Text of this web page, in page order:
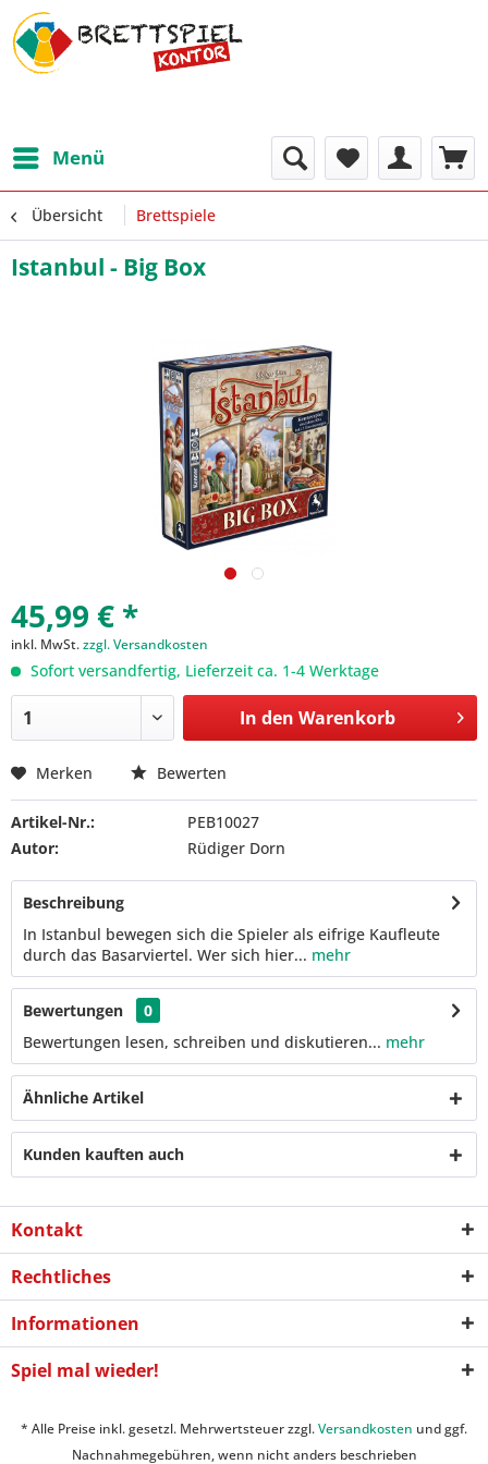
Menü
Übersicht Brettspiele
Istanbul - Big Box
45,99 € *
inkl. MwSt.zzgl. Versandkosten
Sofort versandfertig, Lieferzeit ca. 1-4 Werktage
In den Warenkorb
Merken Bewerten
Artikel-Nr.:
PEB10027
Autor:
Rüdiger Dorn
Beschreibung
In Istanbul bewegen sich die Spieler als eifrige Kaufleute
durch das Basarviertel. Wer sich hier... mehr
Bewertungen
0
Bewertungen lesen, schreiben und diskutieren... mehr
Ähnliche Artikel
Kunden kauften auch
Kontakt
Rechtliches
Informationen
Spiel mal wieder!
* Alle Preise inkl. gesetzl. Mehrwertsteuer zzgl.Versandkosten und ggf.
Nachnahmegebühren, wenn nicht anders beschrieben